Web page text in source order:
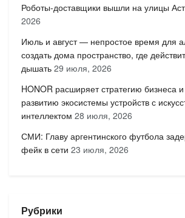
Роботы-доставщики вышли на улицы
2026
Июль и август — непростое время для
создать дома пространство, где
дышать 29 июля, 2026
HONOR расширяет стратегию бизнеса
развитию экосистемы устройств с
интеллектом 28 июля, 2026
СМИ: Главу аргентинского футбола
фейк в сети 23 июля, 2026
Рубрики